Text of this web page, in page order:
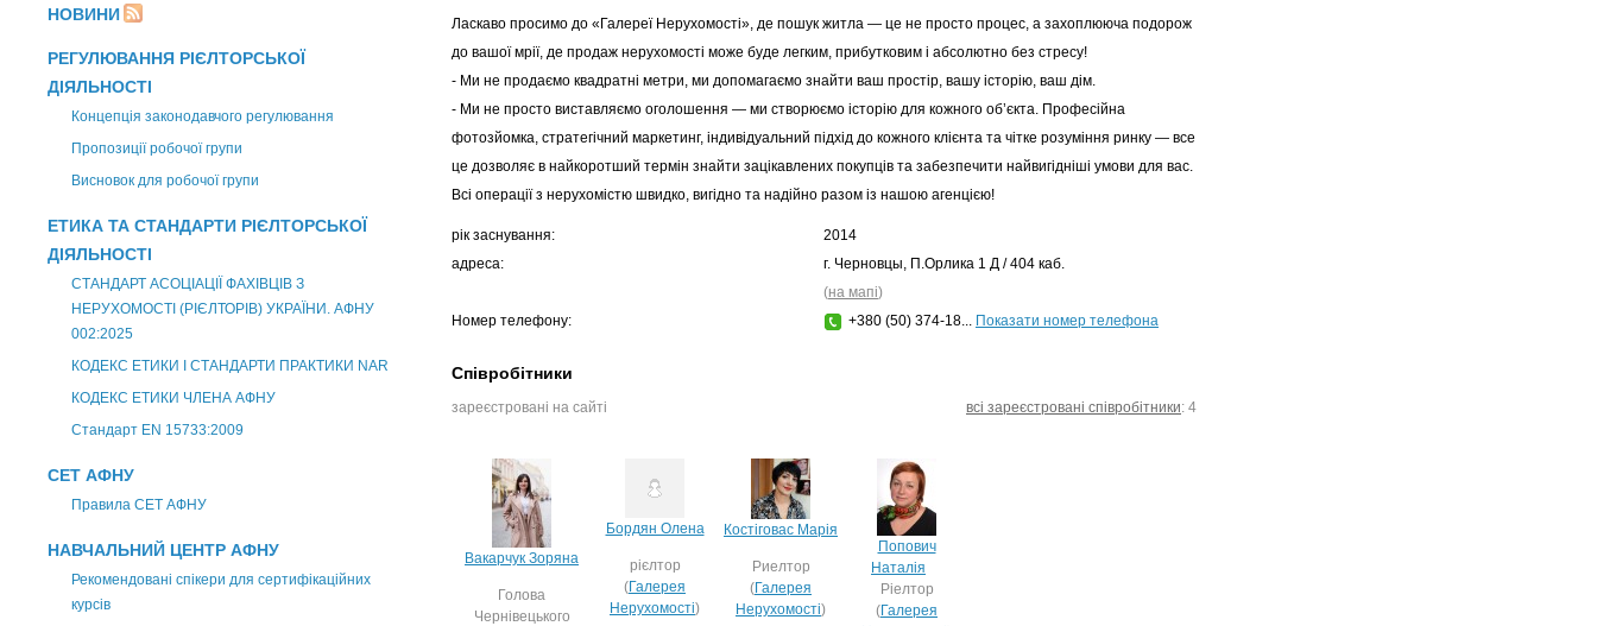
НОВИНИ
РЕГУЛЮВАННЯ РІЄЛТОРСЬКОЇ
ДІЯЛЬНОСТІ
Концепція законодавчого регулювання
Пропозиції робочої групи
Висновок для робочої групи
ЕТИКА ТА СТАНДАРТИ РІЄЛТОРСЬКОЇ
ДІЯЛЬНОСТІ
СТАНДАРТ АСОЦІАЦІЇ ФАХІВЦІВ З
НЕРУХОМОСТІ (РІЄЛТОРІВ) УКРАЇНИ. АФНУ
002:2025
КОДЕКС ЕТИКИ І СТАНДАРТИ ПРАКТИКИ NAR
КОДЕКС ЕТИКИ ЧЛЕНА АФНУ
Стандарт EN 15733:2009
СЕТ АФНУ
Правила СЕТ АФНУ
НАВЧАЛЬНИЙ ЦЕНТР АФНУ
Рекомендовані спікери для сертифікаційних
курсів
Ласкаво просимо до «Галереї Нерухомості», де пошук житла — це не просто процес, а захоплююча подорож
до вашої мрії, де продаж нерухомості може буде легким, прибутковим і абсолютно без стресу!
- Ми не продаємо квадратні метри, ми допомагаємо знайти ваш простір, вашу історію, ваш дім.
- Ми не просто виставляємо оголошення — ми створюємо історію для кожного об’єкта. Професійна
фотозйомка, стратегічний маркетинг, індивідуальний підхід до кожного клієнта та чітке розуміння ринку — все
це дозволяє в найкоротший термін знайти зацікавлених покупців та забезпечити найвигідніші умови для вас.
Всі операції з нерухомістю швидко, вигідно та надійно разом із нашою агенцією!
рік заснування:
2014
адреса:
г. Черновцы, П.Орлика 1 Д / 404 каб.
(на мапі)
Номер телефону:
+380 (50) 374-18... Показати номер телефона
Співробітники
зареєстровані на сайті всі зареєстровані співробітники: 4
Вакарчук Зоряна
Голова
Чернівецького
Бордян Олена
рієлтор
(Галерея
Нерухомості)
Костіговас Марія
Риелтор
(Галерея
Нерухомості)
Попович
Наталія
Ріелтор
(Галерея